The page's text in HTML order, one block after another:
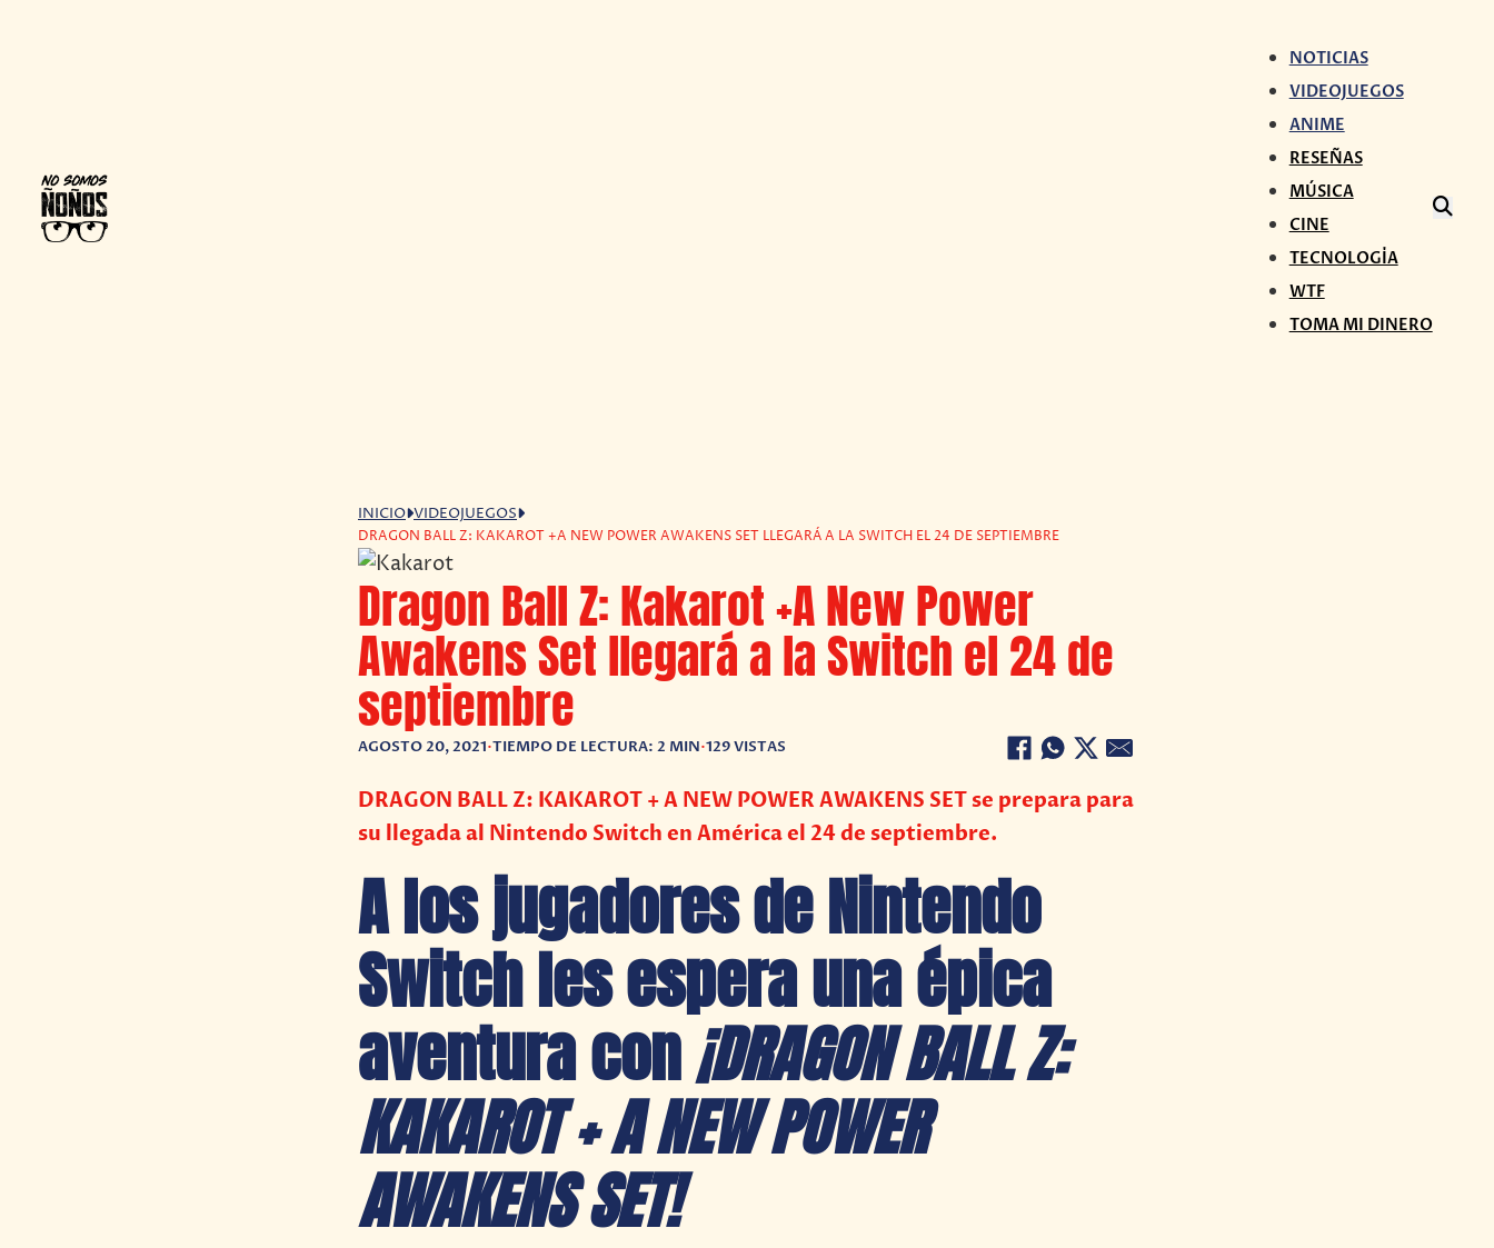
NOTICIAS
VIDEOJUEGOS
ANIME
RESEÑAS
MÚSICA
CINE
TECNOLOGÍA
WTF
TOMA MI DINERO
INICIO VIDEOJUEGOS
DRAGON BALL Z: KAKAROT +A NEW POWER AWAKENS SET LLEGARÁ A LA SWITCH EL 24 DE SEPTIEMBRE
Dragon Ball Z: Kakarot +A New Power
Awakens Set llegará a la Switch el 24 de
septiembre
AGOSTO 20, 2021•TIEMPO DE LECTURA: 2 MIN•129 VISTAS
DRAGON BALL Z: KAKAROT + A NEW POWER AWAKENS SET se prepara para
su llegada al Nintendo Switch en América el 24 de septiembre.
A los jugadores de Nintendo
Switch les espera una épica
aventura con¡DRAGON BALL Z:
KAKAROT + A NEW POWER
AWAKENS SET!